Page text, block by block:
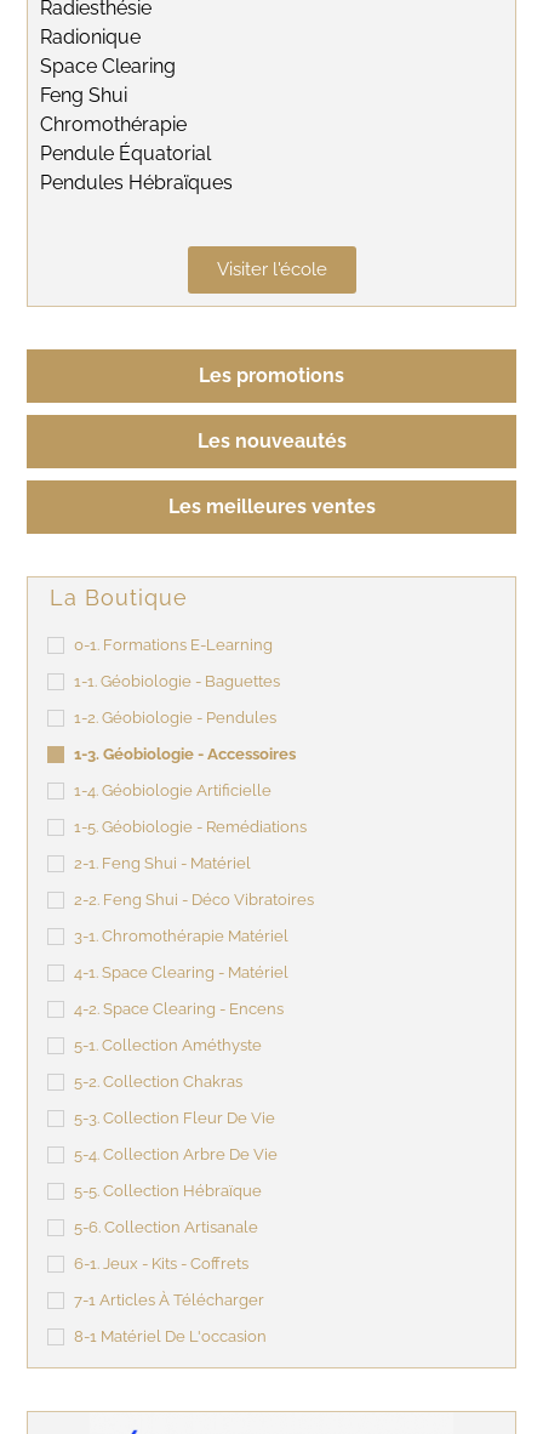
Radiesthésie
Radionique
Space Clearing
Feng Shui
Chromothérapie
Pendule Équatorial
Pendules Hébraïques
Visiter l'école
Les promotions
Les nouveautés
Les meilleures ventes
La Boutique
0-1. Formations E-Learning
1-1. Géobiologie - Baguettes
1-2. Géobiologie - Pendules
1-3. Géobiologie - Accessoires
1-4. Géobiologie Artificielle
1-5. Géobiologie - Remédiations
2-1. Feng Shui - Matériel
2-2. Feng Shui - Déco Vibratoires
3-1. Chromothérapie Matériel
4-1. Space Clearing - Matériel
4-2. Space Clearing - Encens
5-1. Collection Améthyste
5-2. Collection Chakras
5-3. Collection Fleur De Vie
5-4. Collection Arbre De Vie
5-5. Collection Hébraïque
5-6. Collection Artisanale
6-1. Jeux - Kits - Coffrets
7-1 Articles À Télécharger
8-1 Matériel De L'occasion